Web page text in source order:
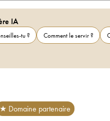
IA
tu ? Comment le servir ?
★ Domaine partenaire